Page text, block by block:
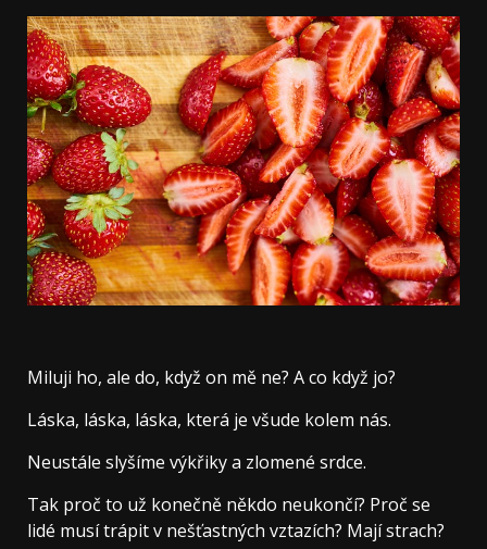
Miluji ho, ale do, když on mě ne? A co když jo?
Láska, láska, láska, která je všude kolem nás.
Neustále slyšíme výkřiky a zlomené srdce.
Tak proč to už konečně někdo neukončí? Proč se
lidé musí trápit v nešťastných vztazích? Mají strach?